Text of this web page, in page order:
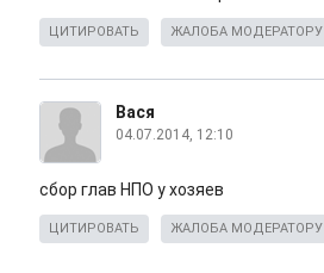
ЦИТИРОВАТЬ ЖАЛОБА МОДЕРАТОРУ
Вася
04.07.2014, 12:10
сбор глав НПО у хозяев
ЦИТИРОВАТЬ ЖАЛОБА МОДЕРАТОРУ